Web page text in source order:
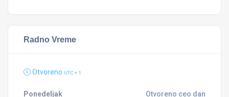
Radno Vreme
Otvoreno UTC + 1
Ponedeljak Otvoreno ceo dan